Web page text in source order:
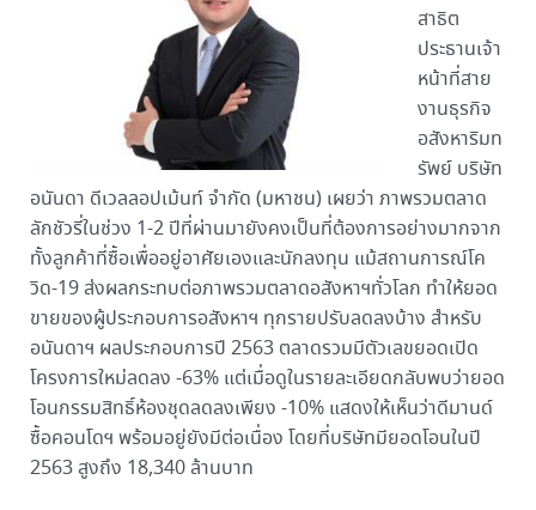
สาธิต
ประธานเจ้า
หน้าที่สาย
งานธุรกิจ
อสังหาริมท
รัพย์ บริษัท
อนันดา ดีเวลลอปเม้นท์ จำกัด (มหาชน) เผยว่า ภาพรวมตลาด
ลักชัวรี่ในช่วง 1-2 ปีที่ผ่านมายังคงเป็นที่ต้องการอย่างมากจาก
ทั้งลูกค้าที่ซื้อเพื่ออยู่อาศัยเองและนักลงทุน แม้สถานการณ์โค
วิด-19 ส่งผลกระทบต่อภาพรวมตลาดอสังหาฯทั่วโลก ทำให้ยอด
ขายของผู้ประกอบการอสังหาฯ ทุกรายปรับลดลงบ้าง สำหรับ
อนันดาฯ ผลประกอบการปี 2563 ตลาดรวมมีตัวเลขยอดเปิด
โครงการใหม่ลดลง -63% แต่เมื่อดูในรายละเอียดกลับพบว่ายอด
โอนกรรมสิทธิ์ห้องชุดลดลงเพียง -10% แสดงให้เห็นว่าดีมานด์
ซื้อคอนโดฯ พร้อมอยู่ยังมีต่อเนื่อง โดยที่บริษัทมียอดโอนในปี
2563 สูงถึง 18,340 ล้านบาท